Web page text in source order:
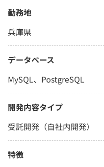
勤務地
兵庫県
データベース
MySQL、PostgreSQL
開発内容タイプ
受託開発（自社内開発）
特徴